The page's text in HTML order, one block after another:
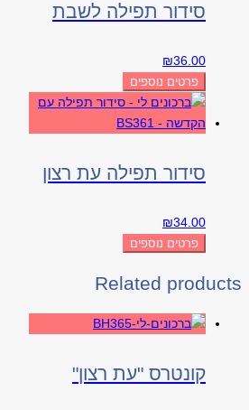
סידור תפילה לשבת
₪36.00
פרטים נוספים
סידור תפילה עת רצון
₪34.00
פרטים נוספים
Related products
קונטרס "עת רצון"